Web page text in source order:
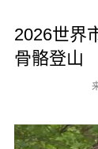
2026世界
骨骼登山